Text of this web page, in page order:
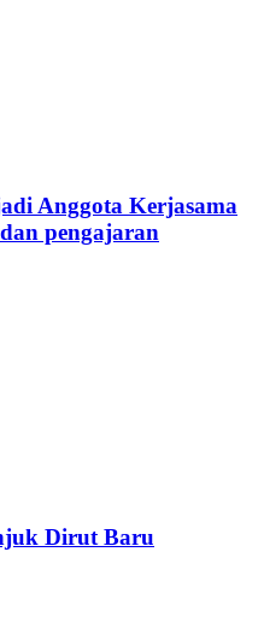
Anggota Kerjasama
pengajaran
Dirut Baru